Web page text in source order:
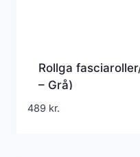
Rollga
– Grå)
489 kr.